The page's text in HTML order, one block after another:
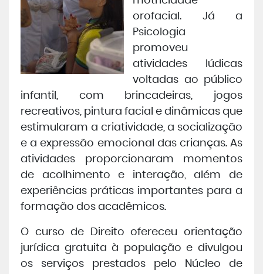
orofacial. Já a
Psicologia
promoveu
atividades lúdicas
voltadas ao público
infantil, com brincadeiras, jogos
recreativos, pintura facial e dinâmicas que
estimularam a criatividade, a socialização
e a expressão emocional das crianças. As
atividades proporcionaram momentos
de acolhimento e interação, além de
experiências práticas importantes para a
formação dos acadêmicos.
O curso de Direito ofereceu orientação
jurídica gratuita à população e divulgou
os serviços prestados pelo Núcleo de